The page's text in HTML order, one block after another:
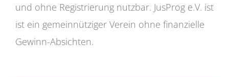
und ohne Registrierung nutzbar. JusProg e.V. ist
ist ein gemeinnütziger Verein ohne finanzielle
Gewinn-Absichten.